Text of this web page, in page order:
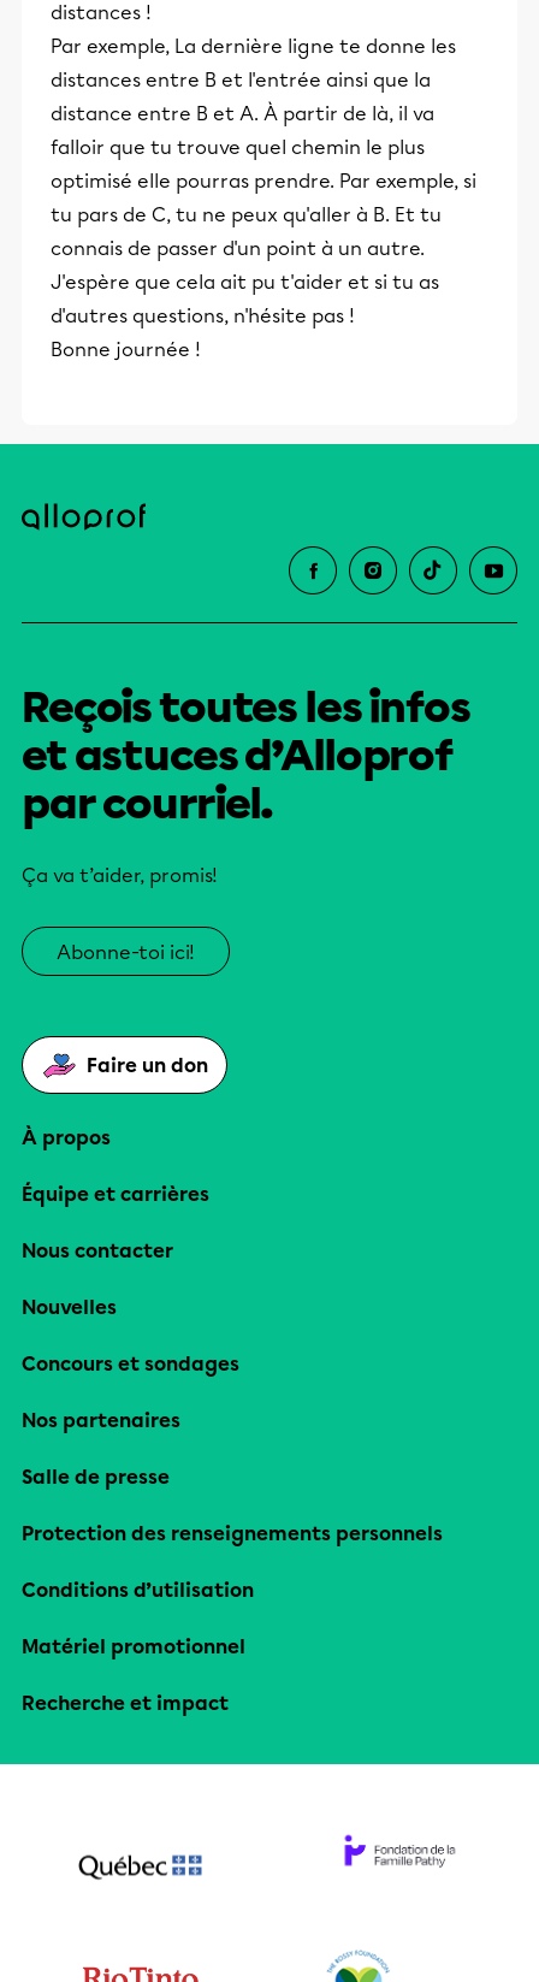
distances !
Par exemple, La dernière ligne te donne les
distances entre B et l'entrée ainsi que la
distance entre B et A. À partir de là, il va
falloir que tu trouve quel chemin le plus
optimisé elle pourras prendre. Par exemple, si
tu pars de C, tu ne peux qu'aller à B. Et tu
connais de passer d'un point à un autre.
J'espère que cela ait pu t'aider et si tu as
d'autres questions, n'hésite pas !
Bonne journée !
Reçois toutes les infos
et astuces d’Alloprof
par courriel.
Ça va t’aider, promis!
Abonne-toi ici!
Faire un don
À propos
Équipe et carrières
Nous contacter
Nouvelles
Concours et sondages
Nos partenaires
Salle de presse
Protection des renseignements personnels
Conditions d’utilisation
Matériel promotionnel
Recherche et impact